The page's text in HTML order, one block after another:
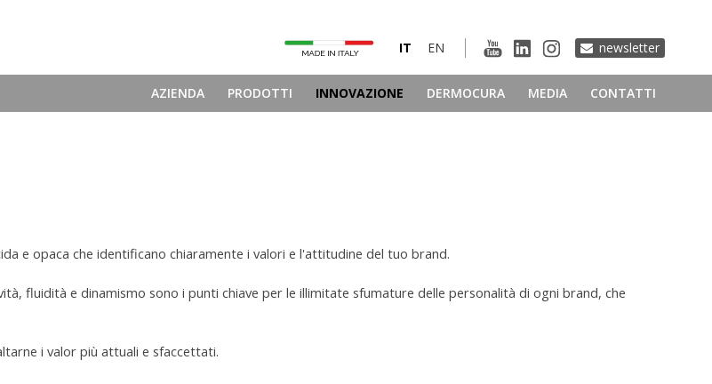
newsletter
EN
IT
AZIENDA PRODOTTI INNOVAZIONE DERMOCURA MEDIA CONTATTI
e opaca che identificano chiaramente i valori e l'attitudine del tuo brand.
fluidità e dinamismo sono i punti chiave per le illimitate sfumature delle personalità di ogni brand, che
i valor più attuali e sfaccettati.